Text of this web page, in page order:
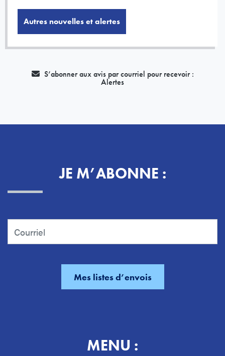
Autres nouvelles et alertes
S’abonner aux avis par courriel pour recevoir :
Alertes
JE M’ABONNE :
MENU :